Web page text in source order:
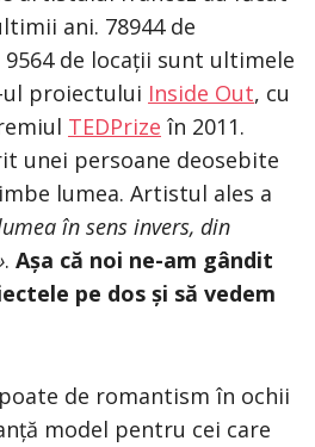
ani. 78944 de
de locații sunt ultimele
proiectului Inside Out, cu
TEDPrize în 2011.
unei persoane deosebite
lumea. Artistul ales a
în sens invers, din
. Așa că noi ne-am gândit
pe dos și să vedem
de romantism în ochii
model pentru cei care